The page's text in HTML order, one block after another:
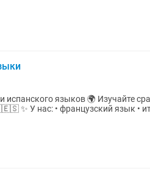
языков 🌍 Изучайте сразу 3